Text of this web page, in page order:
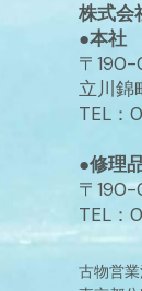
株式会
●本社
〒
立川錦
TEL：
●修理
〒
TEL
古物営